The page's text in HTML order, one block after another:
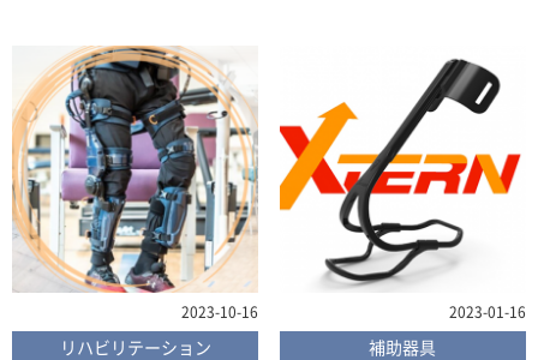
2023-10-16
リハビリテーション
2023-01-16
補助器具